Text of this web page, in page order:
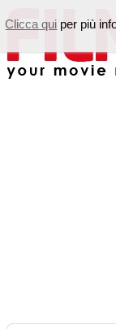
Clicca qui per più